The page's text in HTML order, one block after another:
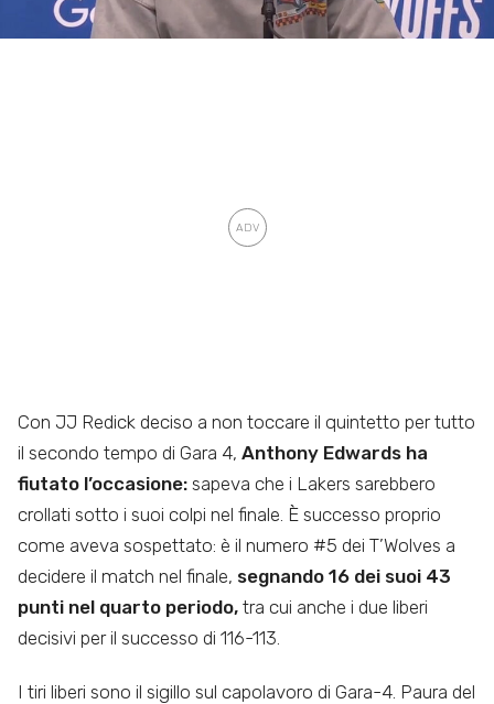
Con JJ Redick deciso a non toccare il quintetto per tutto
il secondo tempo di Gara 4, Anthony Edwards ha
fiutato l’occasione: sapeva che i Lakers sarebbero
crollati sotto i suoi colpi nel finale. È successo proprio
come aveva sospettato: è il numero #5 dei T’Wolves a
decidere il match nel finale, segnando 16 dei suoi 43
punti nel quarto periodo, tra cui anche i due liberi
decisivi per il successo di 116-113.
I tiri liberi sono il sigillo sul capolavoro di Gara-4. Paura del